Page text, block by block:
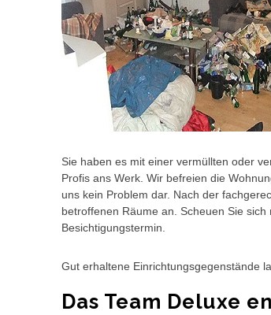
Sie haben es mit einer vermüllten oder
Profis ans Werk. Wir befreien die
uns kein Problem dar. Nach der
betroffenen Räume an. Scheuen Sie
Besichtigungstermin.
Gut erhaltene Einrichtungsgegenstände
Das Team Deluxe